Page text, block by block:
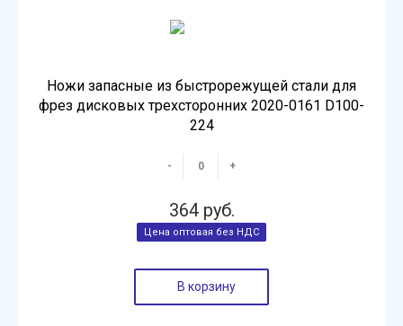
Ножи запасные из быстрорежущей стали для
фрез дисковых трехсторонних 2020-0161 D100-
224
- +
364 руб.
В корзину